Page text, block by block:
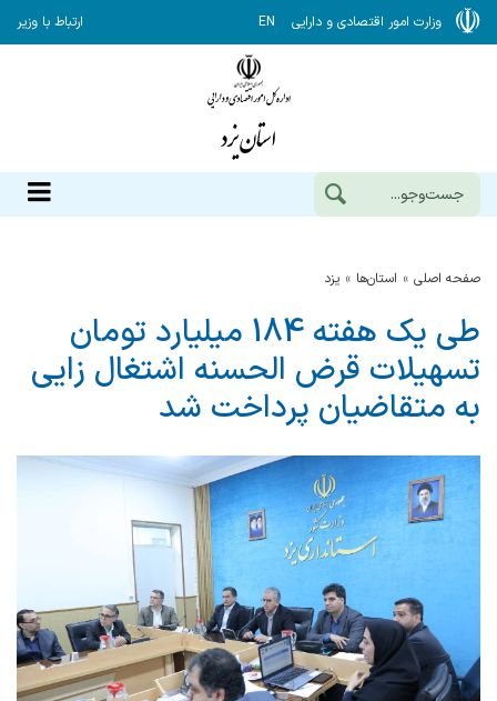
وزارت امور اقتصادی و دارایی EN ارتباط با وزیر
صفحه اصلی استان‌ها يزد
طی یک هفته 184 میلیارد تومان
تسهیلات قرض الحسنه اشتغال زایی
به متقاضیان پرداخت شد